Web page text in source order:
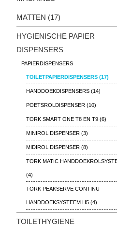
MATTEN (17)
HYGIENISCHE PAPIER
DISPENSERS
PAPIERDISPENSERS
TOILETPAPIERDISPENSERS (17)
HANDDOEKDISPENSERS (14)
POETSROLDISPENSER (10)
TORK SMART ONE T8 EN T9 (6)
MINIROL DISPENSER (3)
MIDIROL DISPENSER (8)
TORK MATIC
(4)
TORK PEAKSERVE CONTINU
HANDDOEKSYSTEEM H5 (4)
TOILETHYGIENE